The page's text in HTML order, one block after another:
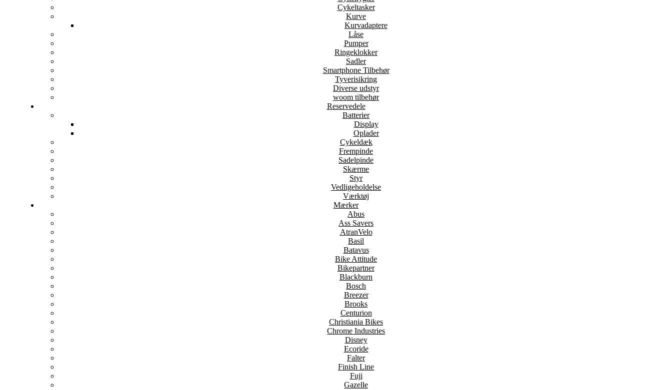
Cykeltasker
Kurve
Kurvadaptere
Låse
Pumper
Ringeklokker
Sadler
Smartphone Tilbehør
Tyverisikring
Diverse udstyr
woom tilbehør
Reservedele
Batterier
Display
Oplader
Cykeldæk
Frempinde
Sadelpinde
Skærme
Styr
Vedligeholdelse
Værktøj
Mærker
Abus
Ass Savers
AtranVelo
Basil
Batavus
Bike Attitude
Bikepartner
Blackburn
Bosch
Breezer
Brooks
Centurion
Christiania Bikes
Chrome Industries
Disney
Ecoride
Falter
Finish Line
Fuji
Gazelle